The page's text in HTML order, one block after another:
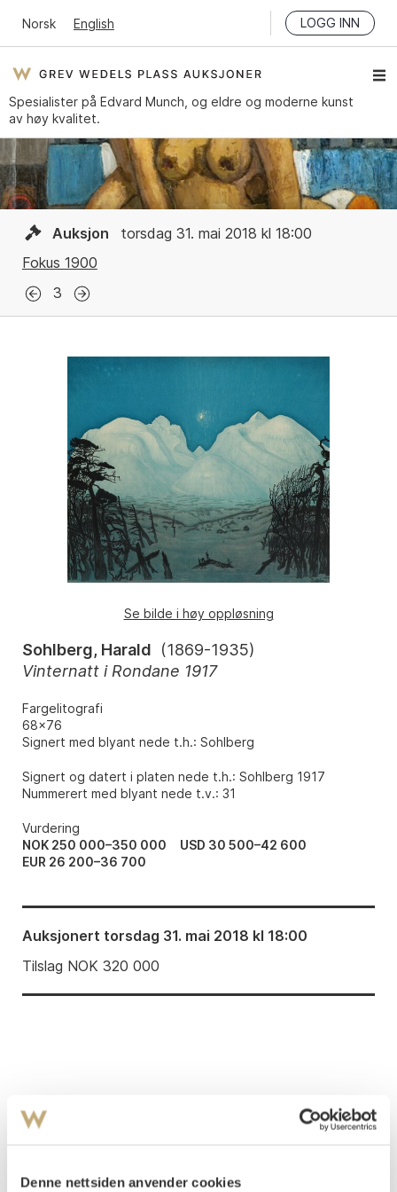
Denne nettsiden anvender cookies
Norsk English LOGG INN
Spesialister på Edvard Munch, og eldre og moderne kunst
av høy kvalitet.
Auksjon
torsdag 31. mai 2018 kl 18:00
Fokus 1900
3
Se bilde i høy oppløsning
Sohlberg, Harald (1869-1935)
Vinternatt i Rondane 1917
Fargelitografi
68x76
Signert med blyant nede t.h.: Sohlberg
Signert og datert i platen nede t.h.: Sohlberg 1917
Nummerert med blyant nede t.v.: 31
Vurdering
NOK 250 000–350 000
USD 30 500–42 600
EUR 26 200–36 700
Auksjonert torsdag 31. mai 2018 kl 18:00
Tilslag NOK 320 000
LITTERATUR: Øivind Storm Bjerke: ”Grafikk”,